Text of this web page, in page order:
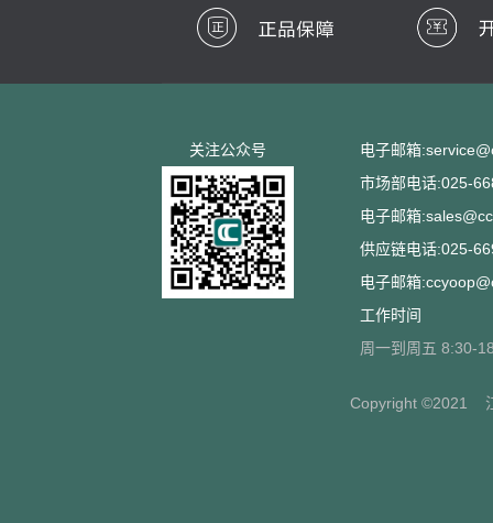
关注公众号
电子邮箱
市场部电话:025-
电子邮箱
供应链电话:025-
电子邮箱
工作时间
周一到周五 8:30-
Copyright ©2021